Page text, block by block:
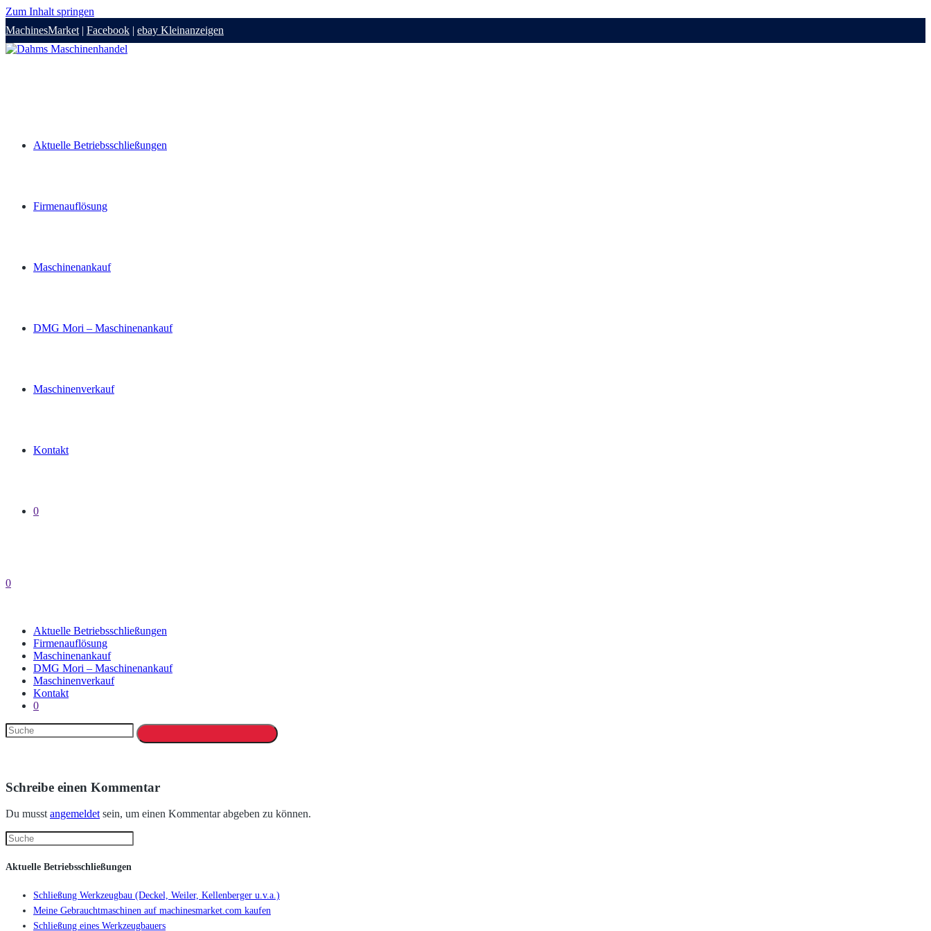
Zum Inhalt springen
MachinesMarket | Facebook | ebay Kleinanzeigen
Aktuelle Betriebsschließungen
Firmenauflösung
Maschinenankauf
DMG Mori – Maschinenankauf
Maschinenverkauf
Kontakt
0
0
Aktuelle Betriebsschließungen
Firmenauflösung
Maschinenankauf
DMG Mori – Maschinenankauf
Maschinenverkauf
Kontakt
0
Schreibe einen Kommentar
Du musstangemeldetsein, um einen Kommentar abgeben zu können.
Aktuelle Betriebsschließungen
Schließung Werkzeugbau (Deckel, Weiler, Kellenberger u.v.a.)
Meine Gebrauchtmaschinen auf machinesmarket.com kaufen
Schließung eines Werkzeugbauers